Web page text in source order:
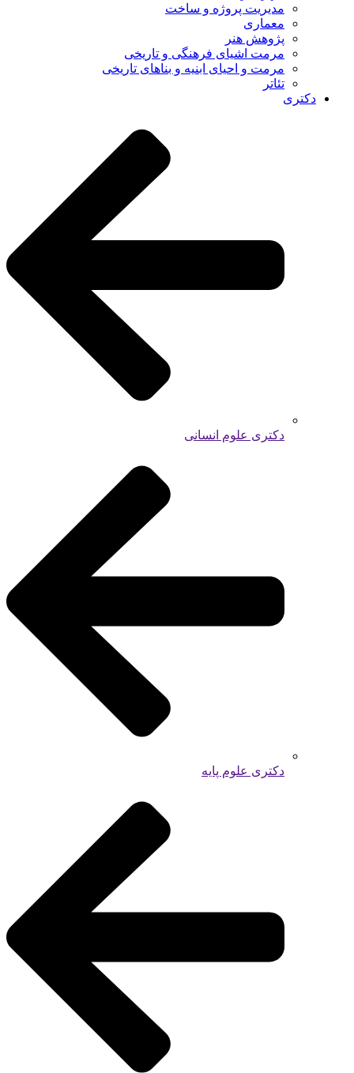
مدیریت پروژه و ساخت
معماری
پژوهش هنر
مرمت اشیای فرهنگی و تاریخی
مرمت و احیای ابنیه و بناهای تاریخی
تئاتر
دکتری
دکتری علوم انسانی
دکتری علوم پایه